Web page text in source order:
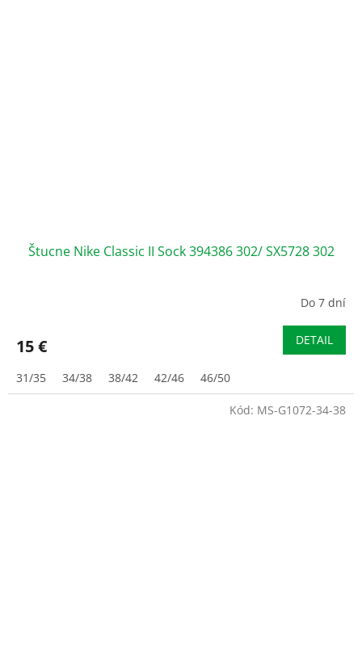
Štucne Nike Classic II Sock 394386 302/ SX5728 302
Do 7 dní
15 € DETAIL
31/35 34/38 38/42 42/46 46/50
Kód: MS-G1072-34-38